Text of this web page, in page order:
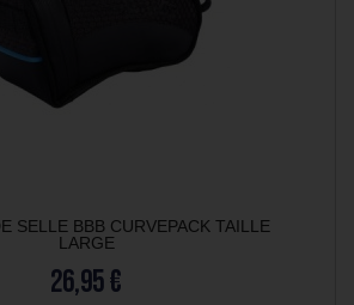
SELLE BBB CURVEPACK TAILLE
LARGE
26,95 €